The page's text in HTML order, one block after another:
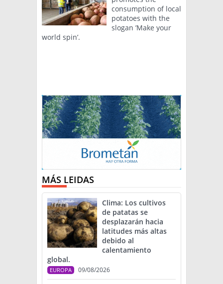
consumption of local
potatoes with the
slogan ’Make your
world spin’.
MÁS LEIDAS
Clima: Los cultivos
de patatas se
desplazarán hacia
latitudes más altas
debido al
calentamiento
global.
EUROPA 09/08/2026